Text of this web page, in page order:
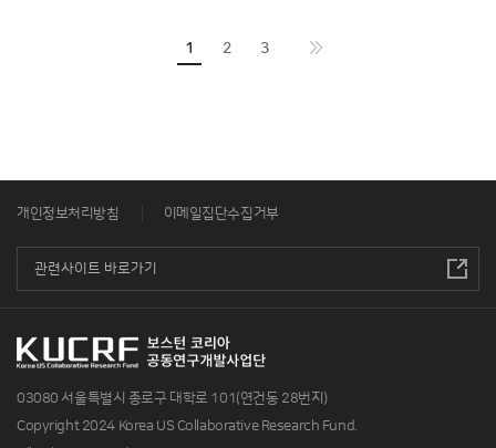
1 2 3
개인정보처리방침 이메일집단수집거부
03080 서울특별시 종로구 대학로 101(연건동 28번지)
Copyright 2024 Korea US Collaborative Research Fund.